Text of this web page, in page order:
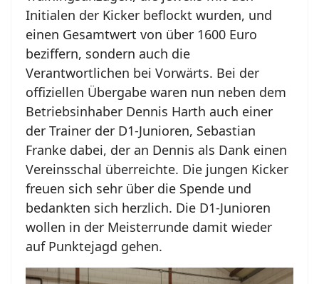
Initialen der Kicker beflockt wurden, und
einen Gesamtwert von über 1600 Euro
beziffern, sondern auch die
Verantwortlichen bei Vorwärts. Bei der
offiziellen Übergabe waren nun neben dem
Betriebsinhaber Dennis Harth auch einer
der Trainer der D1-Junioren, Sebastian
Franke dabei, der an Dennis als Dank einen
Vereinsschal überreichte. Die jungen Kicker
freuen sich sehr über die Spende und
bedankten sich herzlich. Die D1-Junioren
wollen in der Meisterrunde damit wieder
auf Punktejagd gehen.